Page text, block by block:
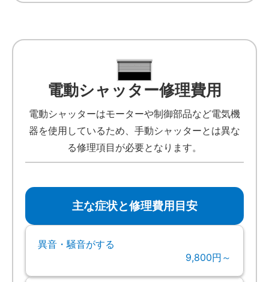
電動シャッター修理費用
電動シャッターはモーターや制御部品など電気機
器を使用しているため、手動シャッターとは異な
る修理項目が必要となります。
主な症状と修理費用目安
異音・騒音がする
9,800円～